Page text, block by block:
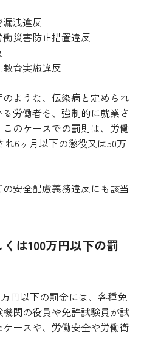
洩違反
災害防止措置違反
育実施違反
ような、伝染病と定められ
労働者を、強制的に就業さ
のケースでの罰則は、労働
れ6ヶ月以下の懲役又は50万
安全配慮義務違反にも該当
は100万円以下の罰
円以下の罰金には、各種免
関の役員や免許試験員が試
ースや、労働安全や労働衛